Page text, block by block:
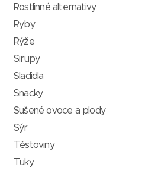
Rostlinné alternativy
Ryby
Rýže
Sirupy
Sladidla
Snacky
Sušené ovoce a plody
Sýr
Těstoviny
Tuky